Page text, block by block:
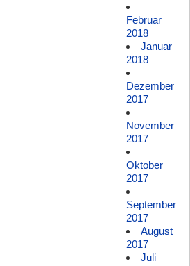
Februar
2018
Januar
2018
Dezember
2017
November
2017
Oktober
2017
September
2017
August
2017
Juli